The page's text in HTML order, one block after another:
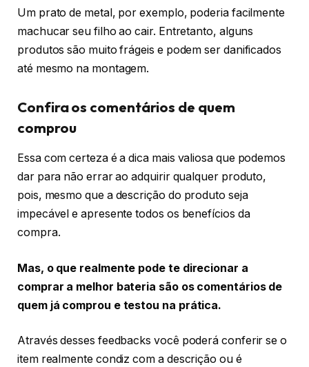
Um prato de metal, por exemplo, poderia facilmente
machucar seu filho ao cair. Entretanto, alguns
produtos são muito frágeis e podem ser danificados
até mesmo na montagem.
Confira os comentários de quem
comprou
Essa com certeza é a dica mais valiosa que podemos
dar para não errar ao adquirir qualquer produto,
pois, mesmo que a descrição do produto seja
impecável e apresente todos os benefícios da
compra.
Mas, o que realmente pode te direcionar a
comprar a melhor bateria são os comentários de
quem já comprou e testou na prática.
Através desses feedbacks você poderá conferir se o
item realmente condiz com a descrição ou é